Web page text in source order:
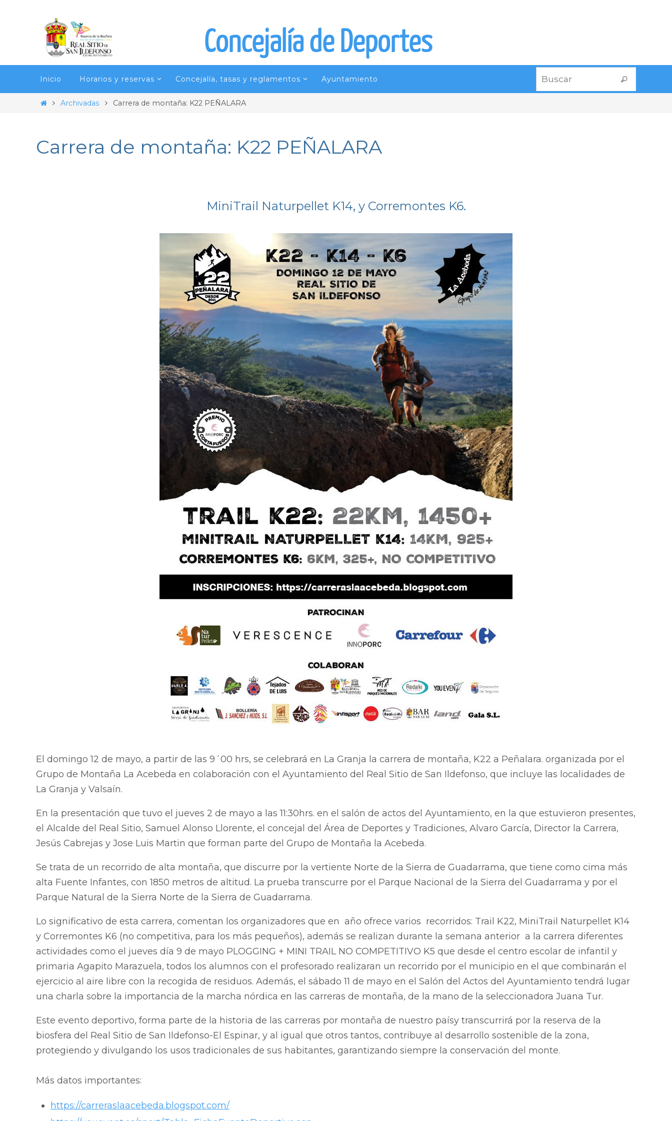
Concejalía de Deportes
contenido
Inicio Horarios y reservas Concejalía, tasas y reglamentos Ayuntamiento Buscar
InicioArchivadas Carrera de montaña: K22 PEÑALARA
Carrera de montaña: K22 PEÑALARA
MiniTrail Naturpellet K14, y Corremontes K6.
El domingo 12 de mayo, a partir de las 9´00 hrs, se celebrará en La Granja la carrera de montaña, K22 a Peñalara. organizada por el
Grupo de Montaña La Acebeda en colaboración con el Ayuntamiento del Real Sitio de San Ildefonso, que incluye las localidades de
La Granja y Valsaín.
En la presentación que tuvo el jueves 2 de mayo a las 11:30hrs. en el salón de actos del Ayuntamiento, en la que estuvieron presentes,
el Alcalde del Real Sitio, Samuel Alonso Llorente, el concejal del Área de Deportes y Tradiciones, Alvaro García, Director la Carrera,
Jesús Cabrejas y Jose Luis Martin que forman parte del Grupo de Montaña la Acebeda.
Se trata de un recorrido de alta montaña, que discurre por la vertiente Norte de la Sierra de Guadarrama, que tiene como cima más
alta Fuente Infantes, con 1850 metros de altitud. La prueba transcurre por el Parque Nacional de la Sierra del Guadarrama y por el
Parque Natural de la Sierra Norte de la Sierra de Guadarrama.
Lo significativo de esta carrera, comentan los organizadores que en año ofrece varios recorridos: Trail K22, MiniTrail Naturpellet K14
y Corremontes K6 (no competitiva, para los más pequeños), además se realizan durante la semana anterior a la carrera diferentes
actividades como el jueves día 9 de mayo PLOGGING + MINI TRAIL NO COMPETITIVO K5 que desde el centro escolar de infantil y
primaria Agapito Marazuela, todos los alumnos con el profesorado realizaran un recorrido por el municipio en el que combinarán el
ejercicio al aire libre con la recogida de residuos. Además, el sábado 11 de mayo en el Salón del Actos del Ayuntamiento tendrá lugar
una charla sobre la importancia de la marcha nórdica en las carreras de montaña, de la mano de la seleccionadora Juana Tur.
Este evento deportivo, forma parte de la historia de las carreras por montaña de nuestro paísy transcurrirá por la reserva de la
biosfera del Real Sitio de San Ildefonso-El Espinar, y al igual que otros tantos, contribuye al desarrollo sostenible de la zona,
protegiendo y divulgando los usos tradicionales de sus habitantes, garantizando siempre la conservación del monte.
Más datos importantes:
https://carreraslaacebeda.blogspot.com/